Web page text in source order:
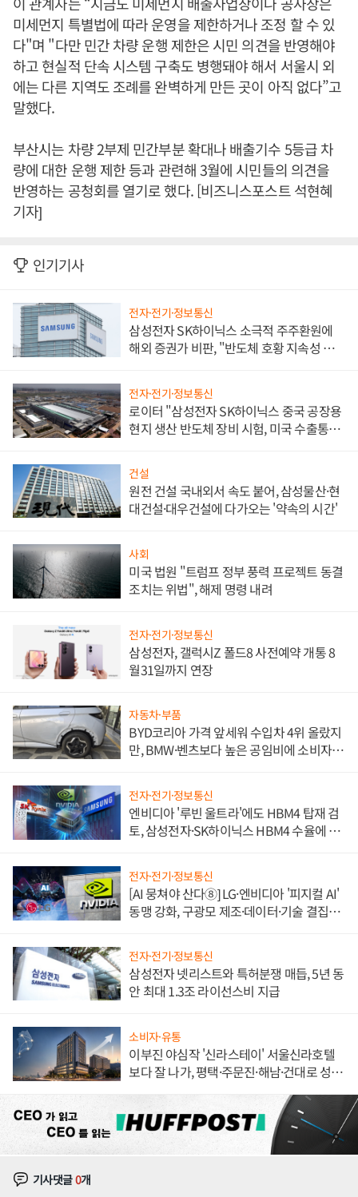
미세먼지 특별법에 따라 운영을 제한하거나 조정 할 수 있
다"며 "다만 민간 차량 운행 제한은 시민 의견을 반영해야
하고 현실적 단속 시스템 구축도 병행돼야 해서 서울시 외
에는 다른 지역도 조례를 완벽하게 만든 곳이 아직 없다”고
말했다.
부산시는 차량 2부제 민간부분 확대나 배출기수 5등급 차
량에 대한 운행 제한 등과 관련해 3월에 시민들의 의견을
반영하는 공청회를 열기로 했다. [비즈니스포스트 석현혜
기자]
인기기사
전자·전기·정보통신
삼성전자 SK하이닉스 소극적 주주환원에
해외 증권가 비판, "반도체 호황 지속성 의
전자·전기·정보통신
로이터 "삼성전자 SK하이닉스 중국 공장용
현지 생산 반도체 장비 시험, 미국 수출통제
건설
원전 건설 국내외서 속도 붙어, 삼성물산·현
대건설·대우건설에 다가오는 '약속의 시간'
사회
미국 법원 "트럼프 정부 풍력 프로젝트 동결
조치는 위법", 해제 명령 내려
전자·전기·정보통신
삼성전자, 갤럭시Z 폴드8 사전예약 개통 8
월31일까지 연장
자동차·부품
BYD코리아 가격 앞세워 수입차 4위 올랐지
만, BMW·벤츠보다 높은 공임비에 소비자
전자·전기·정보통신
엔비디아 '루빈 울트라'에도 HBM4 탑재 검
토, 삼성전자·SK하이닉스 HBM4 수율에 주
전자·전기·정보통신
[AI 뭉쳐야 산다⑧] LG·엔비디아 '피지컬 AI'
동맹 강화, 구광모 제조·데이터·기술 결집
전자·전기·정보통신
삼성전자 넷리스트와 특허분쟁 매듭, 5년 동
안 최대 1.3조 라이선스비 지급
소비자·유통
이부진 야심작 '신라스테이' 서울신라호텔
보다 잘 나가, 평택·주문진·해남·건대로 성
기사댓글0개